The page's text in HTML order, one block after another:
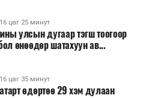
дагуух автомашинуудын
446 тэрбум төгрөгт хүрэх
техник, эдийн засгийн
зорчих хугацаа
үүдэлтэй эдийн засгийн
16 цаг 25 минут
улсын дугаар тэгш тоогоор
өнөөдөр шатахуун ав...
16 цаг 35 минут
өдөртөө 29 хэм дулаан